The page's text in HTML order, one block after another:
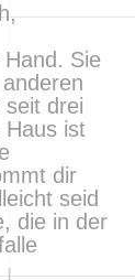
Sie
seit drei
Haus ist
dir
seid
die in der